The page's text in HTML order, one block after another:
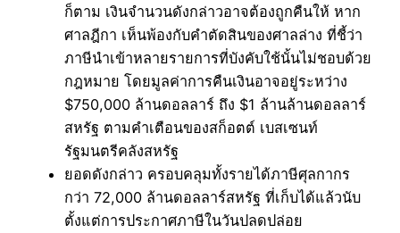
ก็ตาม เงินจำนวนดังกล่าวอาจต้องถูกคืนให้ หาก
ศาลฎีกา เห็นพ้องกับคำตัดสินของศาลล่าง ที่ชี้ว่า
ภาษีนำเข้าหลายรายการที่บังคับใช้นั้นไม่ชอบด้วย
กฎหมาย โดยมูลค่าการคืนเงินอาจอยู่ระหว่าง
$750,000 ล้านดอลลาร์ ถึง $1 ล้านล้านดอลลาร์
สหรัฐ ตามคำเตือนของสก็อตต์ เบสเซนท์
รัฐมนตรีคลังสหรัฐ
ยอดดังกล่าว ครอบคลุมทั้งรายได้ภาษีศุลกากร
กว่า 72,000 ล้านดอลลาร์สหรัฐ ที่เก็บได้แล้วนับ
ตั้งแต่การประกาศภาษีในวันปลดปล่อย